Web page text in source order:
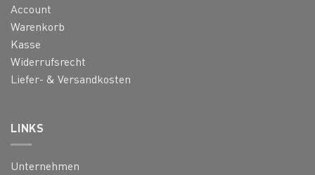
Account
Warenkorb
Kasse
Widerrufsrecht
Liefer- & Versandkosten
LINKS
Unternehmen